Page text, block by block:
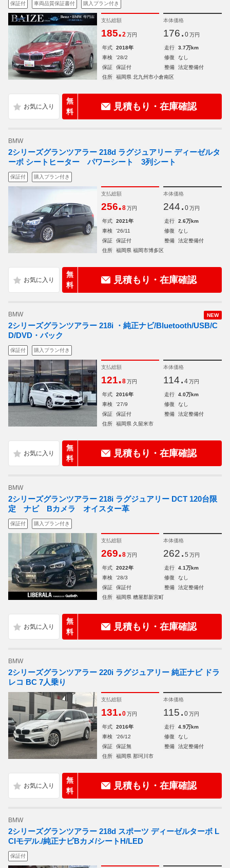
保証付 車両品質保証書付 購入プラン付き
支払総額
185.2 万円
本体価格
176. 0 万円
年式 2018年 走行
3.7万km
車検
'28/2 修復
なし
保証
保証付 整備
法定整備付
住所
福岡県 北九州市小倉南区
無
料
見積もり・在庫確認
BMW
2シリーズグランツアラー 218d ラグジュアリー ディーゼルタ
ーボ シートヒーター パワーシート 3列シート
保証付 購入プラン付き
支払総額
256.8 万円
本体価格
244. 0 万円
年式 2021年 走行
2.6万km
車検
'26/11 修復
なし
保証
保証付 整備
法定整備付
住所
福岡県 福岡市博多区
無
料
見積もり・在庫確認
NEW
BMW
2シリーズグランツアラー 218i ・純正ナビ/Bluetooth/USB/C
D/DVD・バック
保証付 購入プラン付き
支払総額
121.8 万円
本体価格
114. 4 万円
年式 2016年 走行
4.0万km
車検
'27/9 修復
なし
保証
保証付 整備
法定整備付
住所
福岡県 久留米市
無
料
見積もり・在庫確認
BMW
2シリーズグランツアラー 218i ラグジュアリー DCT 120台限
定 ナビ Bカメラ オイスター革
保証付 購入プラン付き
支払総額
269.8 万円
本体価格
262. 5 万円
年式 2022年 走行
4.1万km
車検
'28/3 修復
なし
保証
保証付 整備
法定整備付
住所
福岡県 糟屋郡新宮町
無
料
見積もり・在庫確認
BMW
2シリーズグランツアラー 220i ラグジュアリー 純正ナビ ドラ
レコ BC 7人乗り
支払総額
131.0 万円
本体価格
115. 0 万円
年式 2016年 走行
4.9万km
車検
'26/12 修復
なし
保証
保証無 整備
法定整備付
住所
福岡県 那珂川市
無
料
見積もり・在庫確認
BMW
2シリーズグランツアラー 218d スポーツ ディーゼルターボ L
CIモデル./純正ナビBカメ/シートH/LED
保証付